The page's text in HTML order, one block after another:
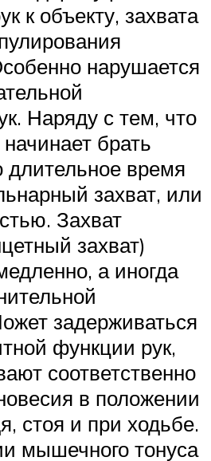
к объекту, захвата
нарушается
Наряду с тем, что
брать
длительное время
захват, или
Захват
захват)
а иногда
задерживаться
функции рук,
соответственно
в положении
стоя и при ходьбе.
мышечного тонуса